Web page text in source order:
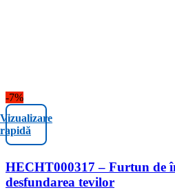
-7%
Vizualizare
rapidă
HECHT000317 – Furtun de
desfundarea tevilor